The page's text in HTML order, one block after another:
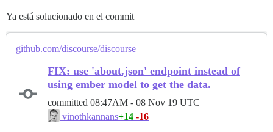
Ya está solucionado en el commit
github.com/discourse/discourse
FIX: use 'about.json' endpoint instead of
using ember model to get the data.
committed 08:47AM - 08 Nov 19 UTC
vinothkannans+14 -16